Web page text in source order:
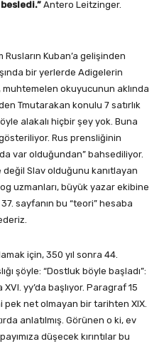
Antero Leitzinger.
Kuban’a gelişinden
bir yerlerde Adigelerin
muhtemelen okuyucunun aklında
Tmutarakan konulu 7 satırlık
alakalı hiçbir şey yok. Buna
Rus prensliğinin
var olduğundan” bahsediliyor.
değil Slav olduğunu kanıtlayan
uzmanları, büyük yazar ekibine
sayfanın bu “teori” hesaba
için, 350 yıl sonra 44.
şöyle: “Dostluk böyle başladı”:
yy’da başlıyor. Paragraf 15
pek net olmayan bir tarihten XIX.
anlatılmış. Görünen o ki, ev
düşecek kırıntılar bu